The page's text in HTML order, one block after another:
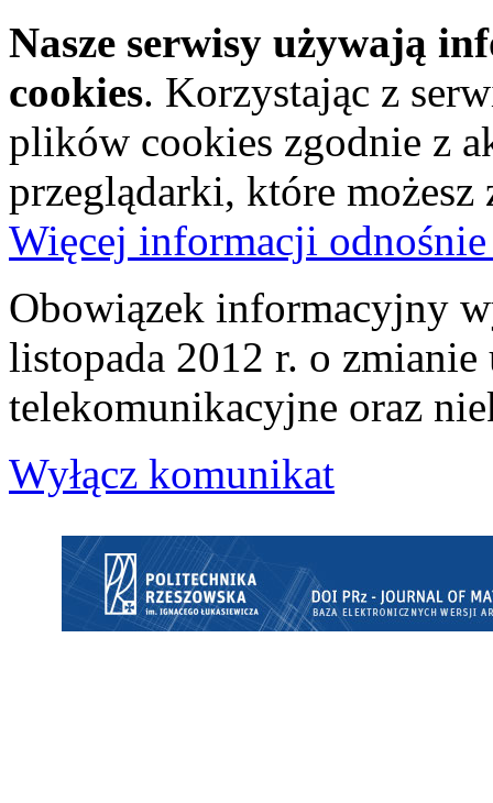
Nasze serwisy używają
cookies. Korzystając z
plików cookies zgodnie z
przeglądarki, które
Więcej informacji
Obowiązek informacyjny
listopada 2012 r. o zmianie
telekomunikacyjne oraz
Wyłącz komunikat